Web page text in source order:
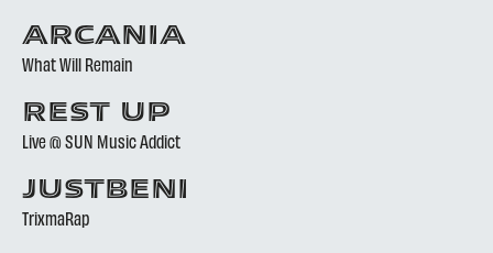
ARCANIA
What Will Remain
REST UP
Live @ SUN Music Addict
JUSTBENI
TrixmaRap